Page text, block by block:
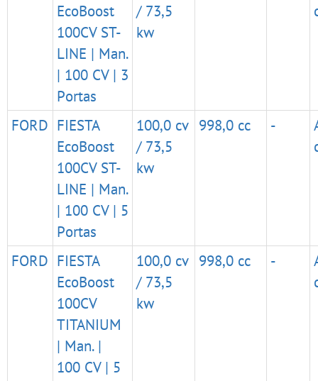
EcoBoost
100CV ST-
LINE | Man.
| 100 CV | 3
Portas
/ 73,5
kw
FORD FIESTA
EcoBoost
100CV ST-
LINE | Man.
| 100 CV | 5
Portas
100,0 cv
/ 73,5
kw
998,0 cc -
FORD FIESTA
EcoBoost
100CV
TITANIUM
| Man. |
100 CV | 5
100,0 cv
/ 73,5
kw
998,0 cc -